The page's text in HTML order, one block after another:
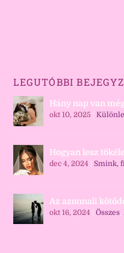
LEGUTÓBBI
Hány nap van
okt 10, 2025 |
Hogyan lesz
dec 4, 2024 |Smink,
Az azonnali
okt 16, 2024 |Összes,